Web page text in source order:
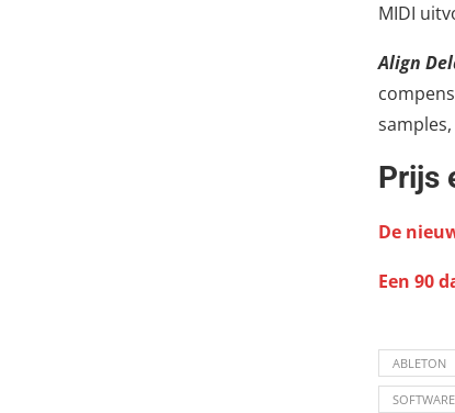
MIDI
Align
Prijs
De
Een 90
ABLETON
SOFTWARE